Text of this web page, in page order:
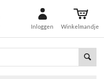
Inloggen Winkelmandje